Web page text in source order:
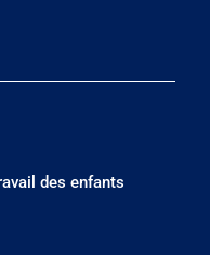
des enfants